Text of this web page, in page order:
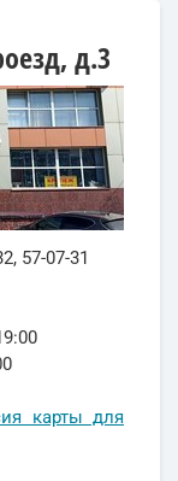
д.3
57-07-31
карты для